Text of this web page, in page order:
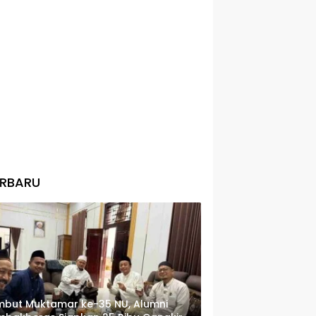
Muktamar ke-35 NU, Alumni